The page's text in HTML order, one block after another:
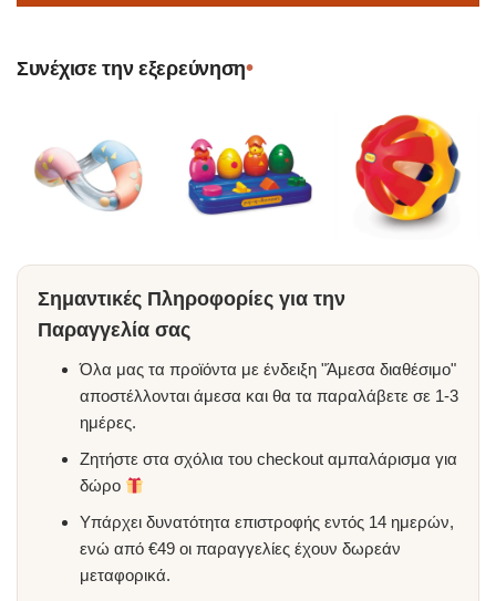
Συνέχισε την εξερεύνηση•
Σημαντικές Πληροφορίες για την
Παραγγελία σας
Όλα μας τα προϊόντα με ένδειξη "Άμεσα διαθέσιμο"
αποστέλλονται άμεσα και θα τα παραλάβετε σε 1-3
ημέρες.
Ζητήστε στα σχόλια του checkout αμπαλάρισμα για
δώρο
Υπάρχει δυνατότητα επιστροφής εντός 14 ημερών,
ενώ από €49 οι παραγγελίες έχουν δωρεάν
μεταφορικά.